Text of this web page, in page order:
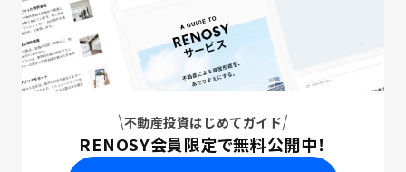
不動産投資はじめてガイド
RENOSY会員限定で無料公開中！